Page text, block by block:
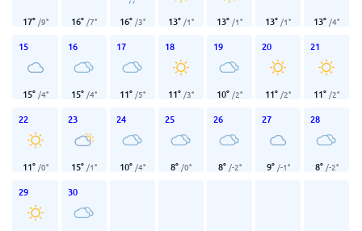
17° /9° 16° /7° 16° /3° 13° /1° 13° /1° 13° /1° 13° /4°
15
15° /4°
16
15° /4°
17
11° /5°
18
11° /3°
19
10° /2°
20
11° /2°
21
11° /2°
22
11° /0°
23
15° /1°
24
10° /4°
25
8° /0°
26
8° /-2°
27
9° /-1°
28
8° /-2°
29 30